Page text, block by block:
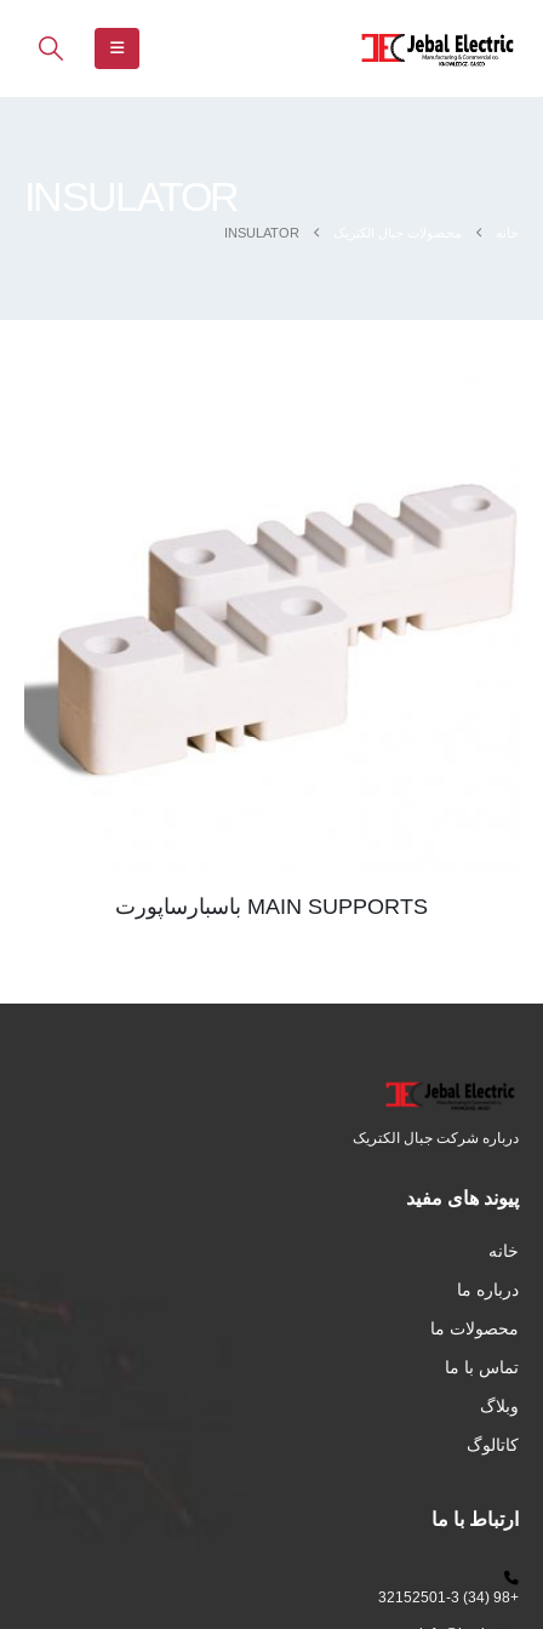
INSULATOR
MAIN SUPPORTS باسبارساپورت
درباره شرکت جبال الکتریک
پیوند های مفید
خانه
درباره ما
محصولات ما
تماس با ما
وبلاگ
کاتالوگ
ارتباط با ما
+98 (34) 32152501-3